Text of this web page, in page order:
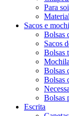
Para
Sacos e
Bolsas
Sacos
Bolsas
Bolsas
Bolsas
Bolsas
Escrita